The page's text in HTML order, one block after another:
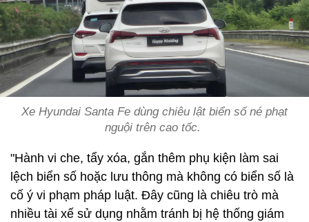
Xe Hyundai Santa Fe dùng chiêu lật biển số né phạt
nguội trên cao tốc.
"Hành vi che, tẩy xóa, gắn thêm phụ kiện làm sai
lệch biển số hoặc lưu thông mà không có biển số là
cố ý vi phạm pháp luật. Đây cũng là chiêu trò mà
nhiều tài xế sử dụng nhằm tránh bị hệ thống giám